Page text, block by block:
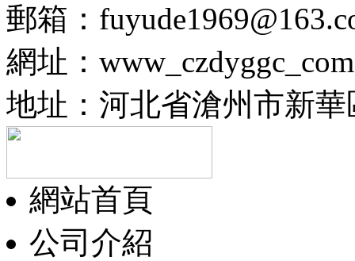
郵箱：
網址：
地址：河北省滄州市新
網站首頁
公司介紹